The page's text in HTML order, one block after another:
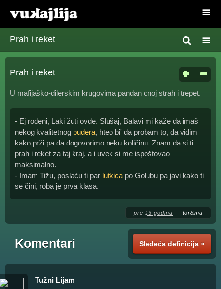
Prah i reket
Prah i reket
U mafijaško-dilerskim krugovima pandan onoj strah i trepet.
- Ej rođeni, Laki žuti ovde. Slušaj, Balavi mi kaže da imaš
nekog kvalitetnog pudera, hteo bi' da probam to, da vidim
kako prži pa da dogovorimo neku količinu. Znam da si ti
prah i reket za taj kraj, a i uvek si me ispoštovao
maksimalno.
- Imam Tižu, poslaću ti par lutkica po Golubu pa javi kako ti
se čini, roba je prva klasa.
pre 13 godina tor&ma
Sledeća definicija »
Komentari
Tužni Lijam